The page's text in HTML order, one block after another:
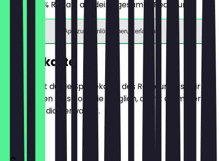
Erhalte 30% Rabatt auf deine gesamte Rechnung!
App zum Einlösen herunterladen
Speisekarte
Hier findest du die Speisekarte des Restaurants. Wir
aktualisieren sie so oft wie möglich, damit du immer
weißt, was dich erwartet.